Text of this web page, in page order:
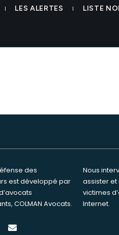
LES ALERTES LISTE
des
est développé par
COLMAN Avocats.
pour informer,
représenter les
sur
Internet.